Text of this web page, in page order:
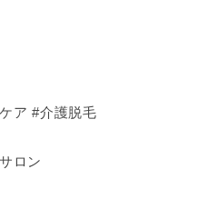
ア #介護脱毛
ロン